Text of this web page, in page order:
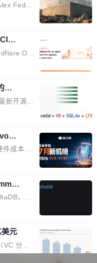
Fedos
西不新
类型
这不是类
式。 文
色主题
——bool
式、浅
义的组
。要知道
校验、或
，两个
O
又一
都在
在 Twitte
Cloudfla
其他所
不一
年前的
在 Cloudf
的平台
年秘密
分
新开源项
程。 设
SQLite
S3 兼容
协调——
个数据
消除
。当 cel
数据
相...
夺
列
件成本暴
度明显
Ultra / Z
机器，
No
E这
Fold8 /
，且全
它们本该
，一
作的版
段。 De
最显
com
来的。git
元
VC 分
告，Spac